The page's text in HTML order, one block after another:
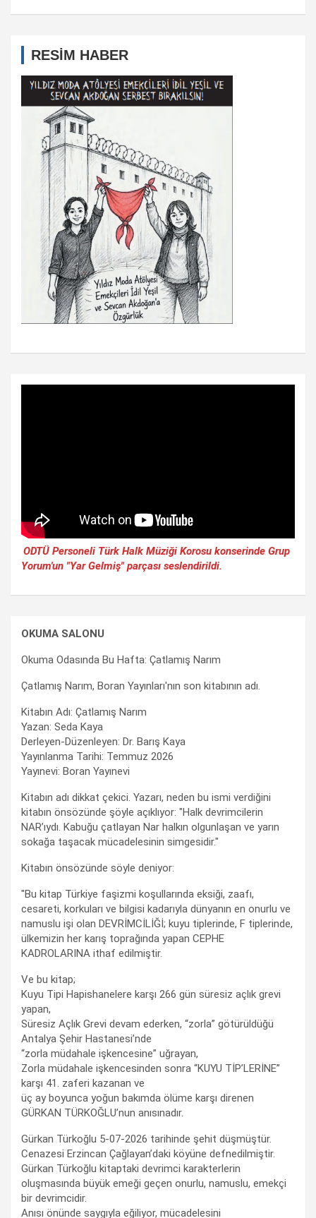
RESİM HABER
ODTÜ Personeli Türk Halk Müziği Korosu konserinde Grup
Yorum'un "Yar Gelmiş" parçası seslendirildi.
OKUMA SALONU
Okuma Odasında Bu Hafta: Çatlamış Narım
Çatlamış Narım, Boran Yayınları'nın son kitabının adı.
Kitabın Adı: Çatlamış Narım
Yazan: Seda Kaya
Derleyen-Düzenleyen: Dr. Barış Kaya
Yayınlanma Tarihi: Temmuz 2026
Yayınevi: Boran Yayınevi
Kitabın adı dikkat çekici. Yazarı, neden bu ismi verdiğini
kitabın önsözünde şöyle açıklıyor: "Halk devrimcilerin
NAR’ıydı. Kabuğu çatlayan Nar halkın olgunlaşan ve yarın
sokağa taşacak mücadelesinin simgesidir."
Kitabın önsözünde söyle deniyor:
"Bu kitap Türkiye faşizmi koşullarında eksiği, zaafı,
cesareti, korkuları ve bilgisi kadarıyla dünyanın en onurlu ve
namuslu işi olan DEVRİMCİLİĞİ; kuyu tiplerinde, F tiplerinde,
ülkemizin her karış toprağında yapan CEPHE
KADROLARINA ithaf edilmiştir.
Ve bu kitap;
Kuyu Tipi Hapishanelere karşı 266 gün süresiz açlık grevi
yapan,
Süresiz Açlık Grevi devam ederken, “zorla” götürüldüğü
Antalya Şehir Hastanesi’nde
“zorla müdahale işkencesine” uğrayan,
Zorla müdahale işkencesinden sonra “KUYU TİP’LERİNE”
karşı 41. zaferi kazanan ve
üç ay boyunca yoğun bakımda ölüme karşı direnen
GÜRKAN TÜRKOĞLU’nun anısınadır.
Gürkan Türkoğlu 5-07-2026 tarihinde şehit düşmüştür.
Cenazesi Erzincan Çağlayan’daki köyüne defnedilmiştir.
Gürkan Türkoğlu kitaptaki devrimci karakterlerin
oluşmasında büyük emeği geçen onurlu, namuslu, emekçi
bir devrimcidir.
Anısı önünde saygıyla eğiliyor, mücadelesini